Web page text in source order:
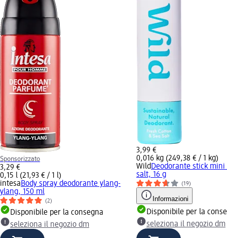
Sponsorizzato
3,29 €
0,15 l (21,93 € / 1 l)
intesaBody spray deodorante ylang-
ylang, 150 ml
(2)
Disponibile per la consegna
seleziona il negozio dm
3,99 €
0,016 kg (249,38 € / 1 kg)
WildDeodorante stick mini
salt, 16 g
(19)
Informazioni
Disponibile per la
seleziona il negozio dm